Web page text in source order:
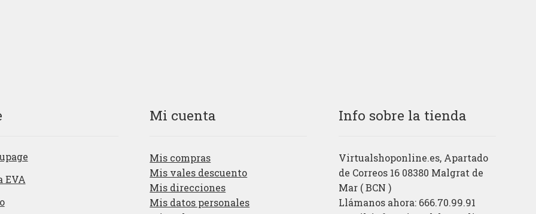
EVA
Mi cuenta
Mis compras
Mis vales descuento
Mis direcciones
Mis datos personales
Info sobre la tienda
Virtualshoponline.es, Apartado
de Correos 16 08380 Malgrat de
Mar ( BCN )
Llámanos ahora: 666.70.99.91